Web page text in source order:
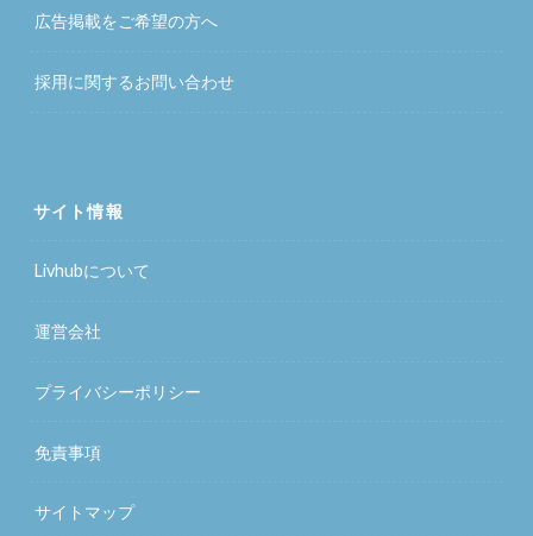
広告掲載をご希望の方へ
採用に関するお問い合わせ
サイト情報
Livhubについて
運営会社
プライバシーポリシー
免責事項
サイトマップ